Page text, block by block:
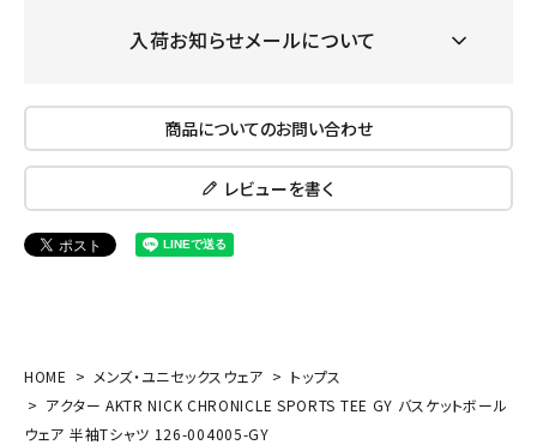
入荷お知らせメールについて
商品についてのお問い合わせ
レビューを書く
HOME メンズ・ユニセックスウェア
トップス
アクター AKTR NICK CHRONICLE SPORTS TEE GY バスケットボール
ウェア 半袖Tシャツ 126-004005-GY